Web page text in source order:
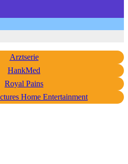
Arztserie
HankMed
Royal Pains
Home Entertainment